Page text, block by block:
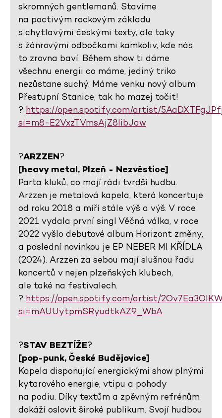
skromných gentlemanů. Stavíme
na poctivým rockovým základu
s chytlavými českými texty, ale taky
s žánrovými odbočkami kamkoliv, kde nás
to zrovna baví. Během show ti dáme
všechnu energii co máme, jediný triko
nezůstane suchý. Máme venku nový album
Přestupní Stanice, tak ho mazej točit!
? https://open.spotify.com/artist/
si=m8-E2VxzTVmsAjZ8IibJaw
?ARZZEN?
[heavy metal, Plzeň - Nezvěstice]
Parta kluků, co mají rádi tvrdší hudbu.
Arzzen je metalová kapela, která koncertuje
od roku 2018 a míří stále výš a výš. V roce
2021 vydala první singl Věčná válka, v roce
2022 vyšlo debutové album Horizont změny,
a poslední novinkou je EP NEBER MI KŘÍDLA
(2024). Arzzen za sebou mají slušnou řadu
koncertů v nejen plzeňských klubech,
ale také na festivalech.
? https://open.spotify.com/artist/
si=mAUUytpmSRyudtkAZ9_WbA
?STAV BEZTÍŽE?
[pop-punk, České Budějovice]
Kapela disponující energickými show plnými
kytarového energie, vtipu a pohody
na podiu. Díky textům a zpěvným refrénům
dokáží oslovit široké publikum. Svojí hudbou